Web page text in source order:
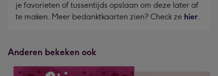
je favorieten of tussentijds opslaan om deze later af
te maken. Meer bedanktkaarten zien? Check ze hier.
Anderen bekeken ook